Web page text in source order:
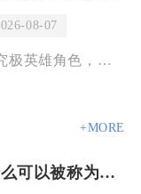
08-07
影之刃选择究极英雄角色，核心思路并不是单纯挑选强度最高的角色，而是结合自身操作习
+MORE
泰拉瑞亚为什么可以被称为经典